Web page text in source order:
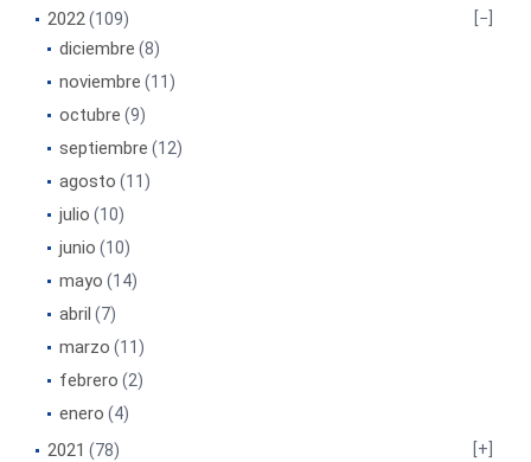
2022(109)
diciembre (8)
noviembre (11)
octubre (9)
septiembre (12)
agosto (11)
julio (10)
junio (10)
mayo (14)
abril (7)
marzo (11)
febrero (2)
enero (4)
2021 (78)